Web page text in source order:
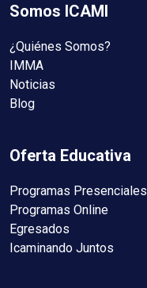
Somos ICAMI
¿Quiénes Somos?
IMMA
Noticias
Blog
Oferta Educativa
Programas Presenciales
Programas Online
Egresados
Icaminando Juntos